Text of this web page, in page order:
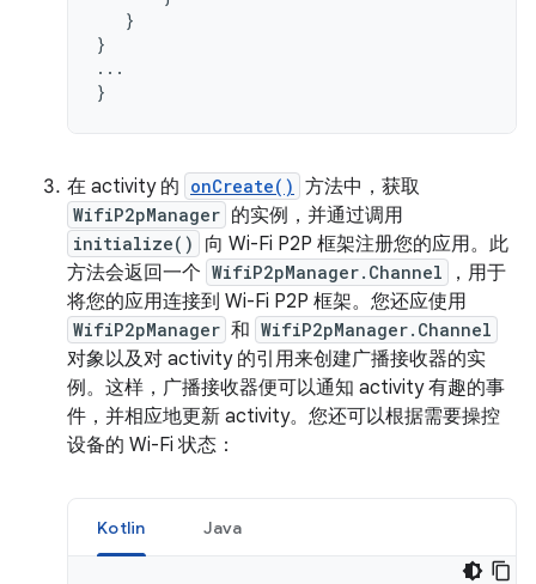
}
}
...
}
在 activity 的 onCreate() 方法中，获取
WifiP2pManager 的实例，并通过调用
initialize()
向 Wi-Fi P2P 框架注册您的应用。此
方法会返回一个 WifiP2pManager.Channel
，用于
将您的应用连接到 Wi-Fi P2P 框架。您还应使用
WifiP2pManager 和 WifiP2pManager.Channel
对象以及对 activity 的引用来创建广播接收器的实
例。这样，广播接收器便可以通知 activity 有趣的事
件，并相应地更新 activity。您还可以根据需要操控
设备的 Wi-Fi 状态：
Kotlin Java